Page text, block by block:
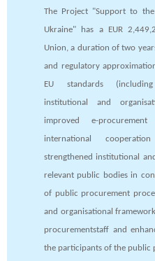
The Project "Support to
Ukraine" has a EUR
Union, a duration of two
and regulatory
EU standards (including
institutional and
improved e-
international
strengthened institutional
relevant public bodies in
of public procurement
and organisational
procurementstaff and
the participants of the public